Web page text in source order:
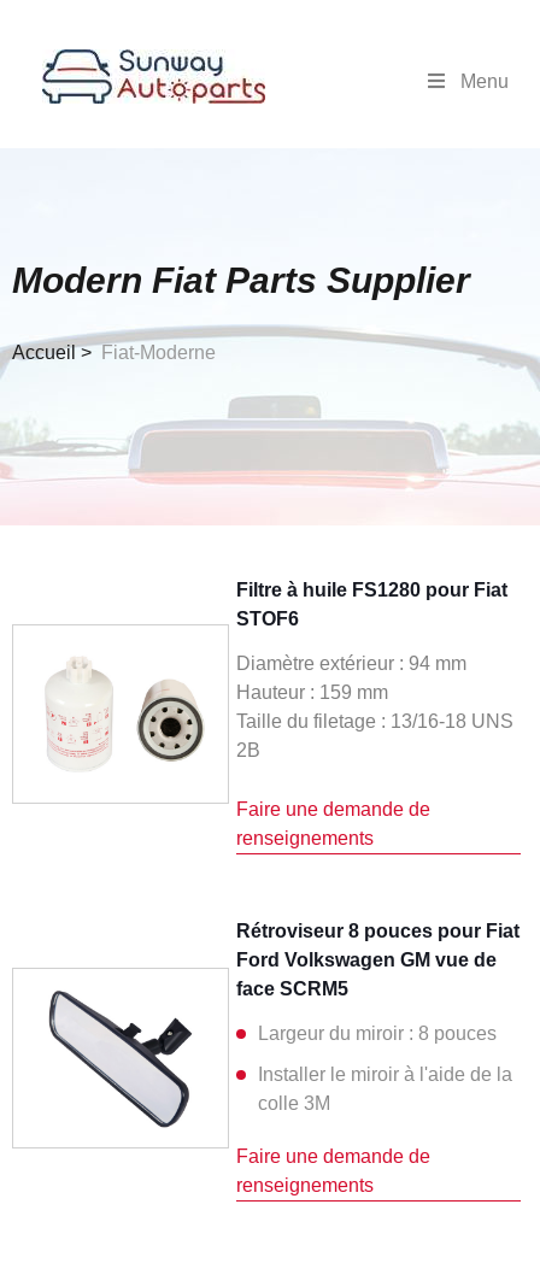
Menu
Modern Fiat Parts Supplier
Accueil > Fiat-Moderne
Filtre à huile FS1280 pour Fiat
STOF6
Diamètre extérieur : 94 mm
Hauteur : 159 mm
Taille du filetage : 13/16-18 UNS
2B
Faire une demande de
renseignements
Rétroviseur 8 pouces pour Fiat
Ford Volkswagen GM vue de
face SCRM5
Largeur du miroir : 8 pouces
Installer le miroir à l'aide de la
colle 3M
Faire une demande de
renseignements